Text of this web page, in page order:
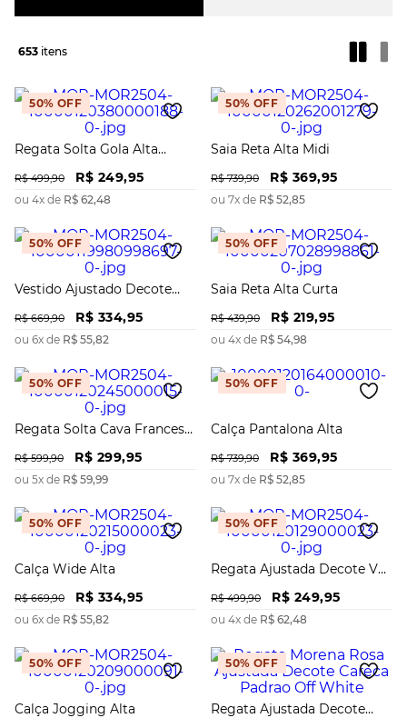
653
50% OFF
Regata Solta Gola Alta
R$ 499,90 R$ 249,95
ou 4x de R$ 62,48
50% OFF
Saia Reta Alta Midi
R$ 739,90 R$ 369,95
ou 7x de R$ 52,85
50% OFF
Vestido Ajustado Decote
R$ 669,90 R$ 334,95
ou 6x de R$ 55,82
50% OFF
Saia Reta Alta Curta
R$ 439,90 R$ 219,95
ou 4x de R$ 54,98
50% OFF
Regata Solta Cava Francesa
R$ 599,90 R$ 299,95
ou 5x de R$ 59,99
50% OFF
Calça Pantalona Alta
R$ 739,90 R$ 369,95
ou 7x de R$ 52,85
50% OFF
Calça Wide Alta
R$ 669,90 R$ 334,95
ou 6x de R$ 55,82
50% OFF
Regata Ajustada Decote V
R$ 499,90 R$ 249,95
ou 4x de R$ 62,48
50% OFF
Calça Jogging Alta
50% OFF
Regata Ajustada Decote